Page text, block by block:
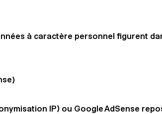
à caractère personnel figurent
IP) ou Google AdSense